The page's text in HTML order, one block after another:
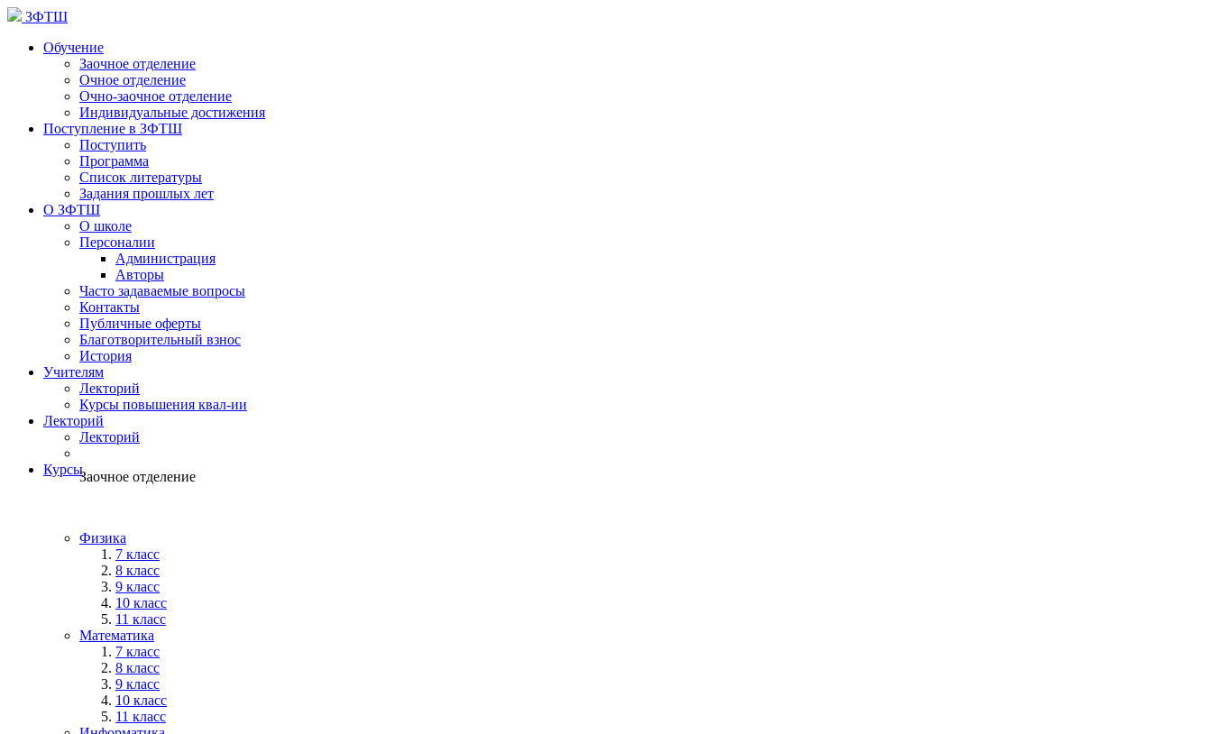
ЗФТШ
Обучение
Заочное отделение
Очное отделение
Очно-заочное отделение
Индивидуальные достижения
Поступление в ЗФТШ
Поступить
Программа
Список литературы
Задания прошлых лет
О ЗФТШ
О школе
Персоналии
Администрация
Авторы
Часто задаваемые вопросы
Контакты
Публичные оферты
Благотворительный взнос
История
Учителям
Лекторий
Курсы повышения квал-ии
Лекторий
Лекторий
КурсыЗаочное отделение
Физика
7 класс
8 класс
9 класс
10 класс
11 класс
Математика
7 класс
8 класс
9 класс
10 класс
11 класс